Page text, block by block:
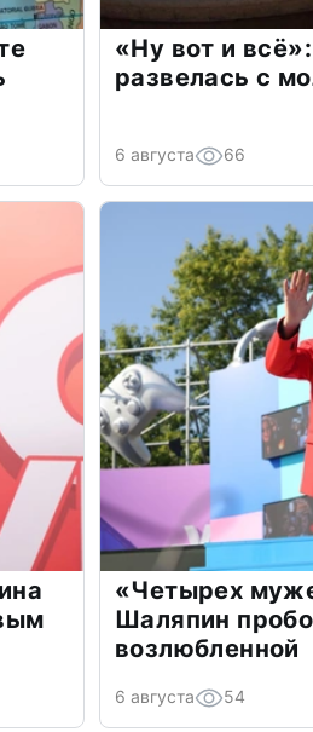
«Ну вот и
развелась с
6 августа 66
«Четырех
Шаляпин
возлюбленной
6 августа 54